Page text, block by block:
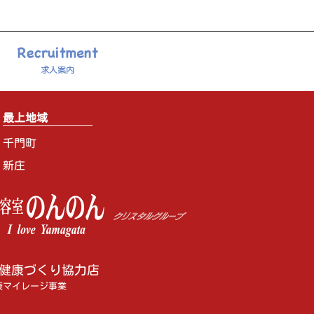
最上地域
千門町
新庄
康づくり協力店
マイレージ事業